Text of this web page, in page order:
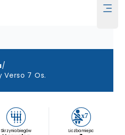
City Verso 7 os.
/
7 Os.
Skrzynia biegów Liczba miejsc